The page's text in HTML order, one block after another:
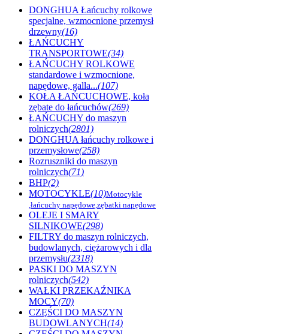
DONGHUA Łańcuchy rolkowe
specjalne, wzmocnione przemysł
drzewny(16)
ŁAŃCUCHY
TRANSPORTOWE(34)
ŁAŃCUCHY ROLKOWE
standardowe i wzmocnione,
napędowe, galla...(107)
KOŁA ŁAŃCUCHOWE, koła
zębate do łańcuchów(269)
ŁAŃCUCHY do maszyn
rolniczych(2801)
DONGHUA łańcuchy rolkowe i
przemysłowe(258)
Rozruszniki do maszyn
rolniczych(71)
BHP(2)
MOTOCYKLE(10)Motocykle
,łańcuchy napędowe,zębatki napędowe
OLEJE I SMARY
SILNIKOWE(298)
FILTRY do maszyn rolniczych,
budowlanych, ciężarowych i dla
przemysłu(2318)
PASKI DO MASZYN
rolniczych(542)
WAŁKI PRZEKAŹNIKA
MOCY(70)
CZĘŚCI DO MASZYN
BUDOWLANYCH(14)